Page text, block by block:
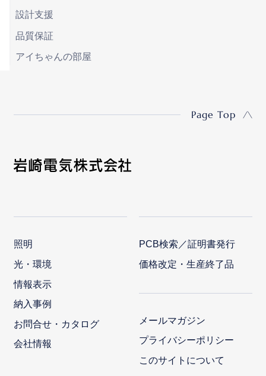
設計支援
品質保証
アイちゃんの部屋
Page Top
照明
光・環境
情報表示
納入事例
お問合せ・カタログ
会社情報
PCB検索／証明書発行
価格改定・生産終了品
メールマガジン
プライバシーポリシー
このサイトについて